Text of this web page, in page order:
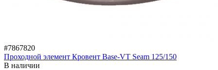
#7867820
Проходной элемент Кровент Base-VT Seam 125/150
В наличии